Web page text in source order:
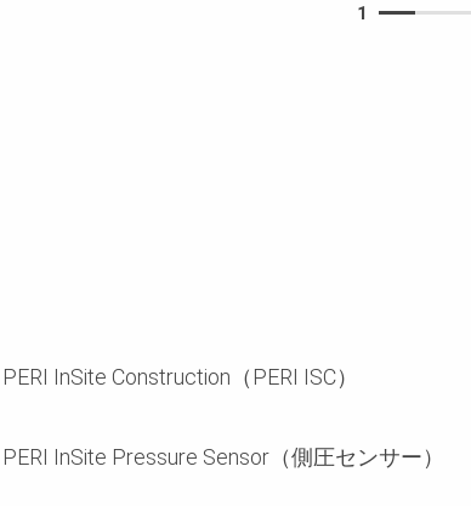
1
PERI InSite Construction（PERI ISC）
PERI InSite Pressure Sensor（側圧センサー）